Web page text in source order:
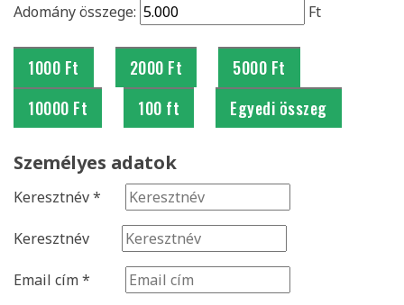
Adomány összege: Ft
1000 Ft 2000 Ft
5000 Ft
10000 Ft
100 ft Egyedi összeg
Személyes adatok
Keresztnév*
Keresztnév
Email cím*